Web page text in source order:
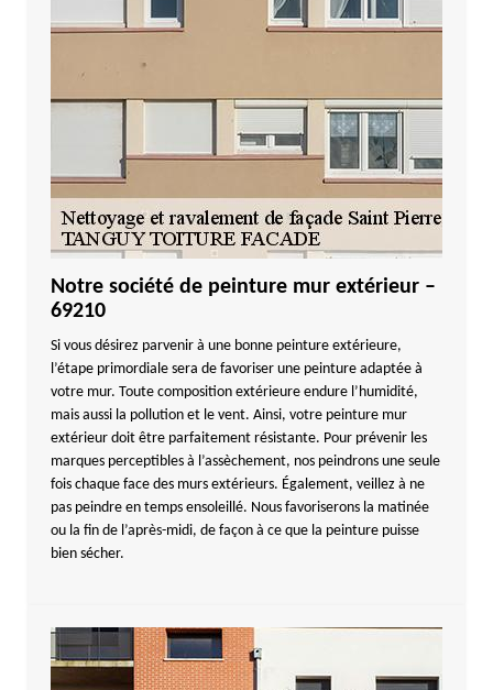
Notre société de peinture mur extérieur –
69210
Si vous désirez parvenir à une bonne peinture extérieure,
l’étape primordiale sera de favoriser une peinture adaptée à
votre mur. Toute composition extérieure endure l’humidité,
mais aussi la pollution et le vent. Ainsi, votre peinture mur
extérieur doit être parfaitement résistante. Pour prévenir les
marques perceptibles à l’assèchement, nos peindrons une seule
fois chaque face des murs extérieurs. Également, veillez à ne
pas peindre en temps ensoleillé. Nous favoriserons la matinée
ou la fin de l’après-midi, de façon à ce que la peinture puisse
bien sécher.